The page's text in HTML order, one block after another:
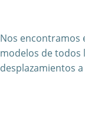
Nos encontramos
modelos de todos
desplazamientos